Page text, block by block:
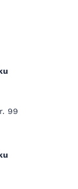
99